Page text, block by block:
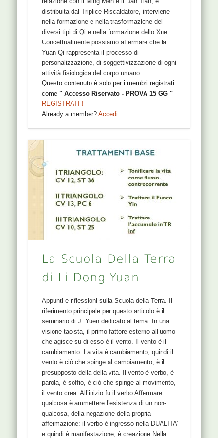
relazione con il Ming Men e il Dan Tian, è
distribuita dal Triplice Riscaldatore, interviene
diversi tipi di Qi e nella formazione dello Xue.
Concettualmente possiamo affermare che la
Yuan Qi rappresenta il processo di
personalizzazione, di soggettivizzazione di ogni
attività fisiologica del corpo umano...
Questo contenuto è solo per i membri registrati
Already a member?
La Scuola Della Terra
di Li Dong Yuan
Appunti e riflessioni sulla Scuola della Terra. Il
riferimento principale per questo articolo è il
seminario di J. Yuen dedicato al tema. In una
visione taoista, il primo fattore esterno all’uomo
che agisce su di esso è il vento. Il vento è il
cambiamento. La vita è cambiamento, quindi il
vento è ciò che spinge al cambiamento, è il
presupposto della della vita. Il vento è verbo, è
parola, è soffio, è ciò che spinge al movimento,
il vento crea. All’inizio fu il verbo Affermare
qualcosa è ammettere l’esistenza di un non-
qualcosa, della negazione della propria
affermazione: il verbo è ingresso nella DUALITA’